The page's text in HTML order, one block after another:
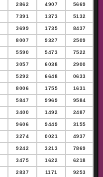
2862 4907 5669
7391 1373 5132
3699 1735 8437
8007 9327 2509
5590 5473 7522
3057 6038 2900
5292 6648 0633
8006 1755 1631
5847 9969 9584
3400 1492 2487
9606 9449 3155
3274 0021 4937
9242 3213 7869
3475 1622 6218
2837 1171 9253